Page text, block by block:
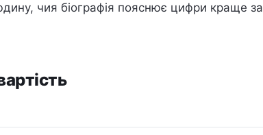
чия біографія пояснює цифри краще за